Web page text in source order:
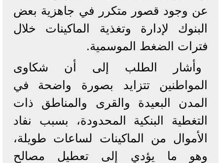
عن وجود قصور متكرر في جاهزية بعض
البنوك لإدارة وتغذية الماكينات خلال
فترات الضغط الموسمية.
وأشار الطلب إلى أن شكاوى
المواطنين تتزايد بصورة واضحة في
المدن البعيدة والقرى والمناطق ذات
التغطية البنكية المحدودة، بسبب نفاد
الأموال من الماكينات لساعات طويلة،
وهو ما يؤدي إلى تعطيل مصالح